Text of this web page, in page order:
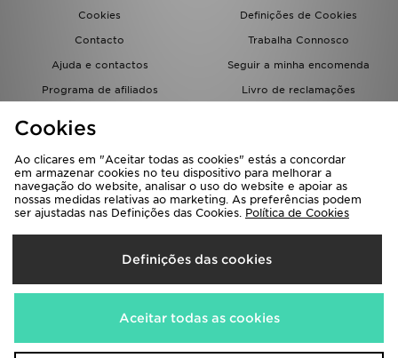
Cookies
Definições de Cookies
Contacto
Trabalha Connosco
Ajuda e contactos
Seguir a minha encomenda
Programa de afiliados
Livro de reclamações
Seleciona O País
Portugal
Aceitamos os seguintes métodos de pagamento
Cookies
Ao clicares em "Aceitar todas as cookies" estás a concordar
em armazenar cookies no teu dispositivo para melhorar a
navegação do website, analisar o uso do website e apoiar as
nossas medidas relativas ao marketing. As preferências podem
ser ajustadas nas Definições das Cookies. Política de Cookies
Definições das cookies
Aceitar todas as cookies